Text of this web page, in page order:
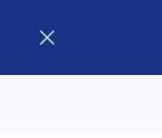
Banner